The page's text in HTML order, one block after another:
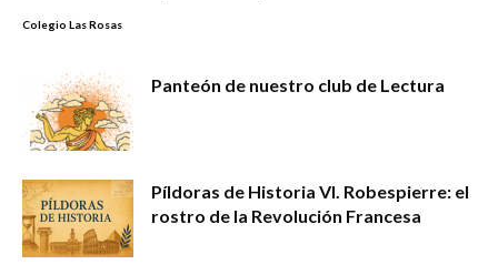
Colegio Las Rosas
Panteón de nuestro club de Lectura
Píldoras de Historia VI. Robespierre: el
rostro de la Revolución Francesa